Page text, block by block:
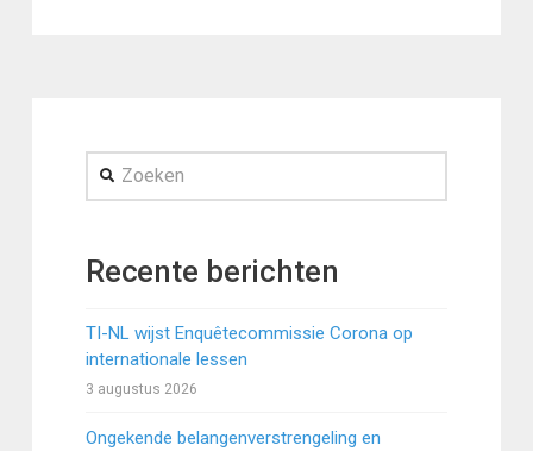
Zoeken
Recente berichten
TI-NL wijst Enquêtecommissie Corona op
internationale lessen
3 augustus 2026
Ongekende belangenverstrengeling en